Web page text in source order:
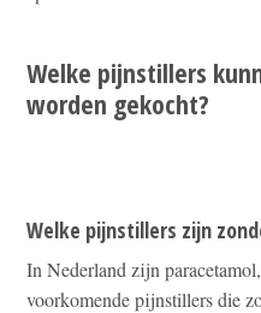
Welke pijnstillers
worden gekocht?
Welke pijnstillers zijn
In Nederland zijn
voorkomende pijnstillers die